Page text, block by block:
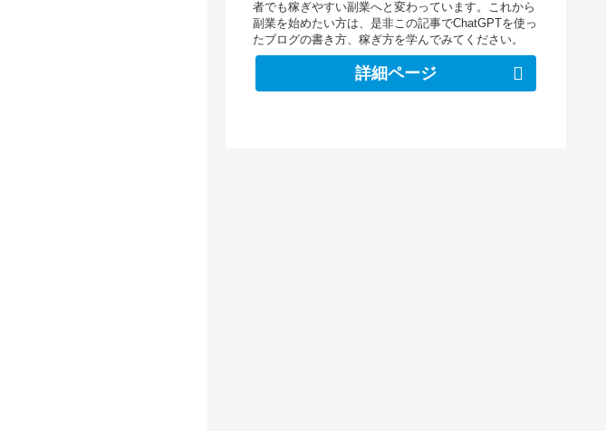
者でも稼ぎやすい副業へと変わっています。これから
副業を始めたい方は、是非この記事でChatGPTを使っ
たブログの書き方、稼ぎ方を学んでみてください。
詳細ページ